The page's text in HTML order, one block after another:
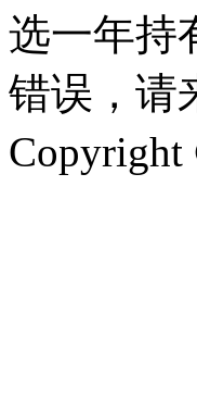
选一年持
错误，请
Copyright